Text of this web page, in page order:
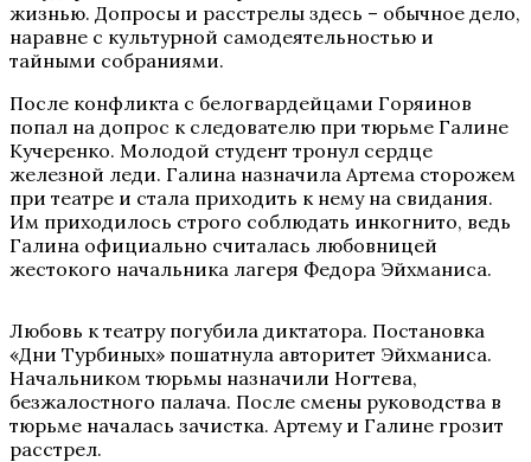
жизнью. Допросы и расстрелы здесь – обычное дело,
наравне с культурной самодеятельностью и
тайными собраниями.
После конфликта с белогвардейцами Горяинов
попал на допрос к следователю при тюрьме Галине
Кучеренко. Молодой студент тронул сердце
железной леди. Галина назначила Артема сторожем
при театре и стала приходить к нему на свидания.
Им приходилось строго соблюдать инкогнито, ведь
Галина официально считалась любовницей
жестокого начальника лагеря Федора Эйхманиса.
Любовь к театру погубила диктатора. Постановка
«Дни Турбиных» пошатнула авторитет Эйхманиса.
Начальником тюрьмы назначили Ногтева,
безжалостного палача. После смены руководства в
тюрьме началась зачистка. Артему и Галине грозит
расстрел.